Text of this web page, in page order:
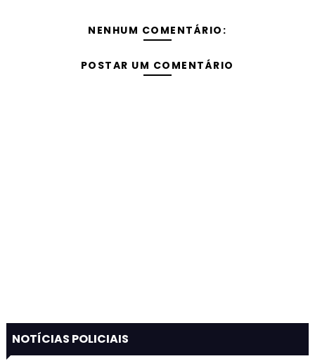
NENHUM COMENTÁRIO:
POSTAR UM COMENTÁRIO
NOTÍCIAS POLICIAIS